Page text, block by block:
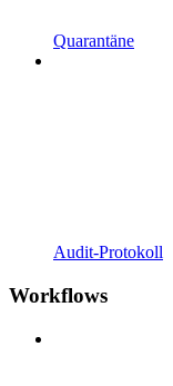
Quarantäne
Audit-Protokoll
Workflows